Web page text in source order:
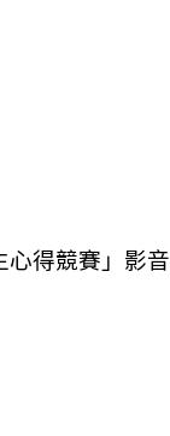
得競賽」影